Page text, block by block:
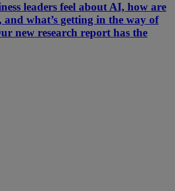
leaders feel about AI, how are
and what’s getting in the way of
new research report has the